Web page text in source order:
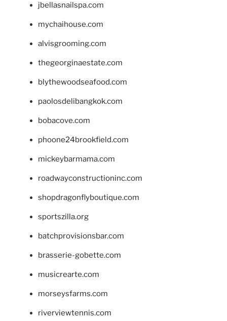
jbellasnailspa.com
mychaihouse.com
alvisgrooming.com
thegeorginaestate.com
blythewoodseafood.com
paolosdelibangkok.com
bobacove.com
phoone24brookfield.com
mickeybarmama.com
roadwayconstructioninc.com
shopdragonflyboutique.com
sportszilla.org
batchprovisionsbar.com
brasserie-gobette.com
musicrearte.com
morseysfarms.com
riverviewtennis.com